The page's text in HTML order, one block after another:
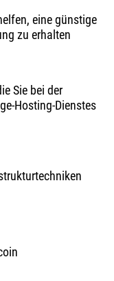
eine günstige
zu erhalten
Sie bei der
Hosting-Dienstes